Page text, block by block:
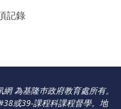
記錄
為基隆巿政府教育處所有。
或39-課程科課程督學。 地